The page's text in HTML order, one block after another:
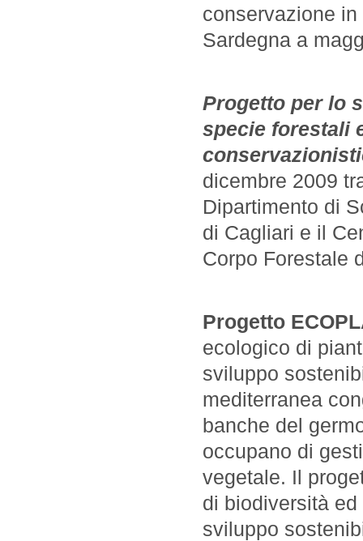
conservazione
Sardegna a
Progetto per lo
specie forestali
dicembre 2009
Dipartimento di
di Cagliari e il
Corpo Forestale
Progetto
ecologico di
sviluppo
mediterranea
banche del
occupano di
vegetale. Il
di biodiversità
sviluppo